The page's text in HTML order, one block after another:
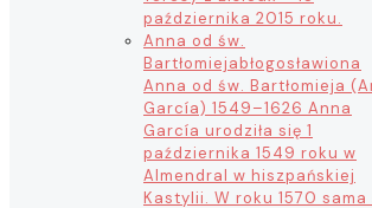
października 2015 roku.
Anna od św.
Bartłomiejabłogosławiona
Anna od św. Bartłomieja
García) 1549–1626 Anna
García urodziła się 1
października 1549 roku w
Almendral w hiszpańskiej
Kastylii. W roku 1570 sama